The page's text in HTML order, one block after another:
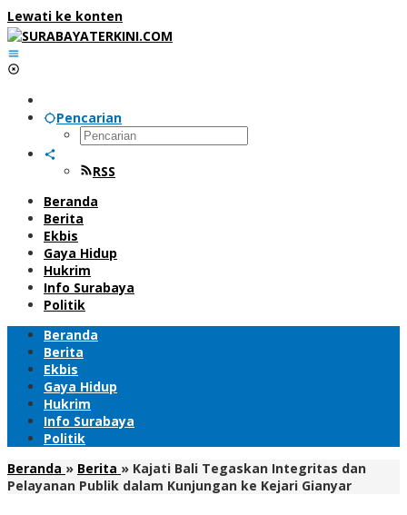
Lewati ke konten
Pencarian
RSS
Beranda
Berita
Ekbis
Gaya Hidup
Hukrim
Info Surabaya
Politik
Beranda
Berita
Ekbis
Gaya Hidup
Hukrim
Info Surabaya
Politik
Beranda » Berita » Kajati Bali Tegaskan Integritas dan
Pelayanan Publik dalam Kunjungan ke Kejari Gianyar